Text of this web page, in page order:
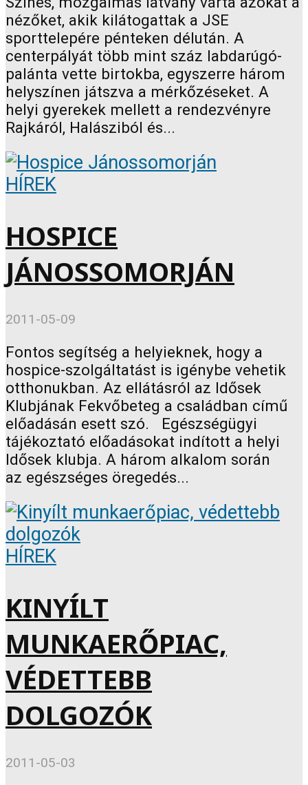
nézőket, akik kilátogattak a JSE
sporttelepére pénteken délután. A
centerpályát több mint száz labdarúgó-
palánta vette birtokba, egyszerre három
helyszínen játszva a mérkőzéseket. A
helyi gyerekek mellett a rendezvényre
Rajkáról, Halásziból és...
HÍREK
HOSPICE
JÁNOSSOMORJÁN
2011-05-09
Fontos segítség a helyieknek, hogy a
hospice-szolgáltatást is igénybe vehetik
otthonukban. Az ellátásról az Idősek
Klubjának Fekvőbeteg a családban című
előadásán esett szó. Egészségügyi
tájékoztató előadásokat indított a helyi
Idősek klubja. A három alkalom során
az egészséges öregedés...
HÍREK
KINYÍLT
MUNKAERŐPIAC,
VÉDETTEBB
DOLGOZÓK
2011-05-03